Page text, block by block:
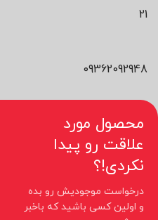
21
09362092948
محصول مورد
علاقت رو پیدا
نکردی!؟
درخواست موجودیش رو بده
و اولین کسی باشید که باخبر